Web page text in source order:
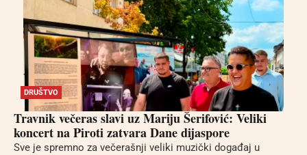
DRUŠTVO
Travnik večeras slavi uz Mariju Šerifović: Veliki
koncert na Piroti zatvara Dane dijaspore
Sve je spremno za večerašnji veliki muzički događaj u